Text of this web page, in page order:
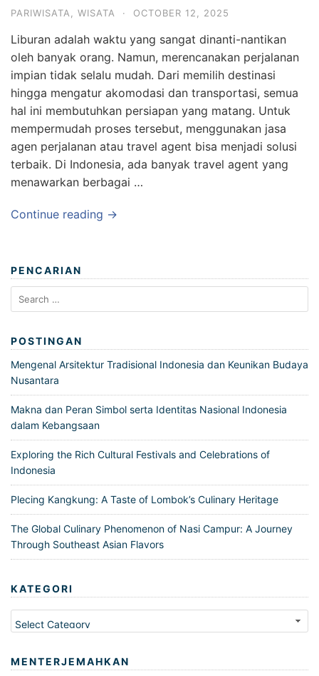
PARIWISATA, WISATA · OCTOBER 12, 2025
Liburan adalah waktu yang sangat dinanti-nantikan
oleh banyak orang. Namun, merencanakan perjalanan
impian tidak selalu mudah. Dari memilih destinasi
hingga mengatur akomodasi dan transportasi, semua
hal ini membutuhkan persiapan yang matang. Untuk
mempermudah proses tersebut, menggunakan jasa
agen perjalanan atau travel agent bisa menjadi solusi
terbaik. Di Indonesia, ada banyak travel agent yang
menawarkan berbagai …
Continue reading →
PENCARIAN
Search
for:
POSTINGAN
Mengenal Arsitektur Tradisional Indonesia dan Keunikan Budaya
Nusantara
Makna dan Peran Simbol serta Identitas Nasional Indonesia
dalam Kebangsaan
Exploring the Rich Cultural Festivals and Celebrations of
Indonesia
Plecing Kangkung: A Taste of Lombok’s Culinary Heritage
The Global Culinary Phenomenon of Nasi Campur: A Journey
Through Southeast Asian Flavors
KATEGORI
Kategori
MENTERJEMAHKAN